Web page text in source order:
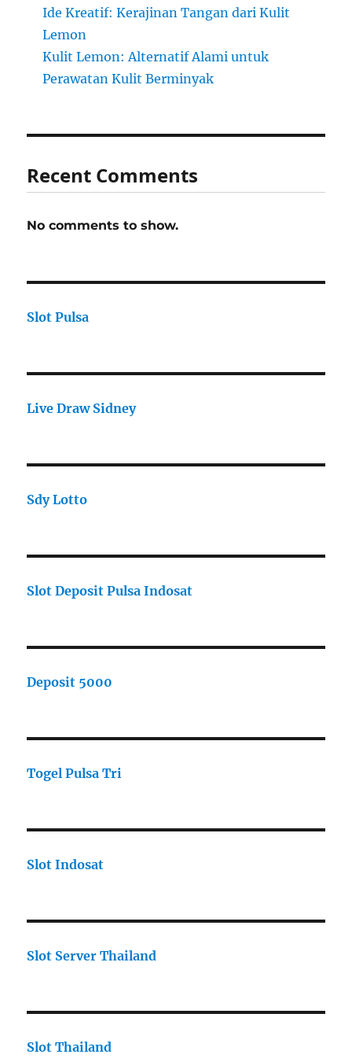
Ide Kreatif: Kerajinan Tangan dari Kulit
Lemon
Kulit Lemon: Alternatif Alami untuk
Perawatan Kulit Berminyak
Recent Comments
No comments to show.
Slot Pulsa
Live Draw Sidney
Sdy Lotto
Slot Deposit Pulsa Indosat
Deposit 5000
Togel Pulsa Tri
Slot Indosat
Slot Server Thailand
Slot Thailand